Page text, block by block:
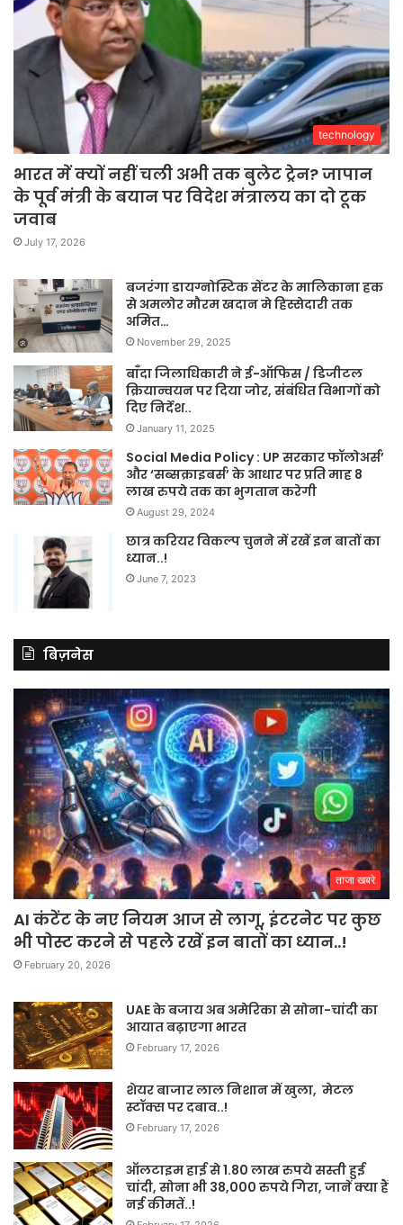
technology
भारत में क्यों नहीं चली अभी तक बुलेट ट्रेन? जापान
के पूर्व मंत्री के बयान पर विदेश मंत्रालय का दो टूक
जवाब
July 17, 2026
बजरंगा डायग्नोस्टिक सेंटर के मालिकाना हक
से अमलोर मौरम खदान मे हिस्सेदारी तक
अमित…
November 29, 2025
बाँदा जिलाधिकारी ने ई-ऑफिस / डिजीटल
क्रियान्वयन पर दिया जोर, संबंधित विभागों को
दिए निर्देश..
January 11, 2025
Social Media Policy : UP सरकार फॉलोअर्स’
और ‘सब्सक्राइबर्स’ के आधार पर प्रति माह 8
लाख रुपये तक का भुगतान करेगी
August 29, 2024
छात्र करियर विकल्प चुनने में रखें इन बातों का
ध्यान..!
June 7, 2023
बिज़नेस
ताजा खबरे
AI कंटेंट के नए नियम आज से लागू, इंटरनेट पर कुछ
भी पोस्ट करने से पहले रखें इन बातों का ध्यान..!
February 20, 2026
UAE के बजाय अब अमेरिका से सोना-चांदी का
आयात बढ़ाएगा भारत
February 17, 2026
शेयर बाजार लाल निशान में खुला, मेटल
स्टॉक्स पर दबाव..!
February 17, 2026
ऑलटाइम हाई से 1.80 लाख रुपये सस्ती हुई
चांदी, सोना भी 38,000 रुपये गिरा, जानें क्या हैं
नई कीमतें..!